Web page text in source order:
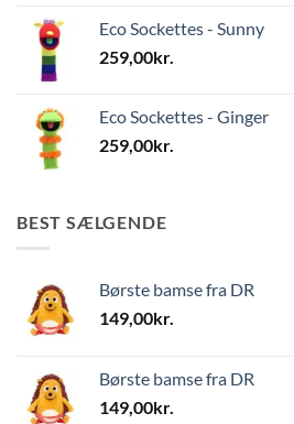
Eco Sockettes - Sunny
259,00kr.
Eco Sockettes - Ginger
259,00kr.
BEST SÆLGENDE
Børste bamse fra DR
149,00kr.
Børste bamse fra DR
149,00kr.